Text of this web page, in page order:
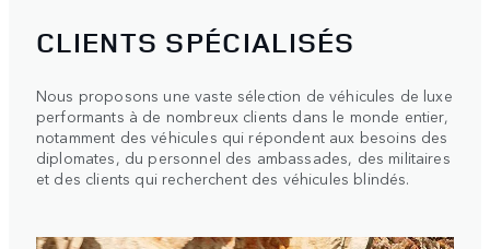
CLIENTS SPÉCIALISÉS
Nous proposons une vaste sélection de véhicules de luxe
performants à de nombreux clients dans le monde entier,
notamment des véhicules qui répondent aux besoins des
diplomates, du personnel des ambassades, des militaires
et des clients qui recherchent des véhicules blindés.